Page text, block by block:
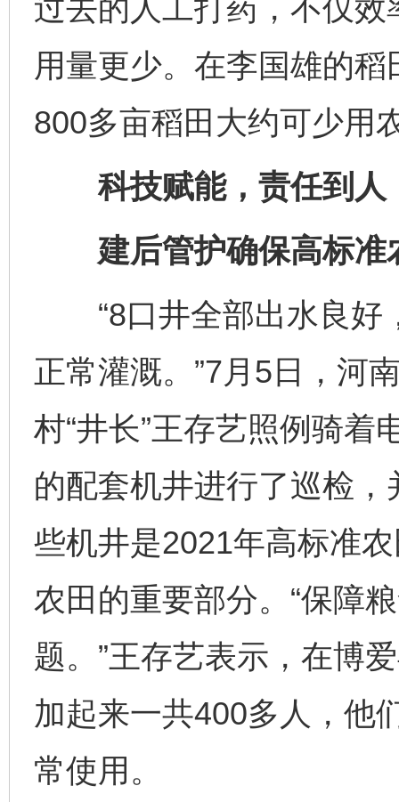
过去的人工打药，不仅
用量更少。在李国雄的
800多亩稻田大约可少用
科技赋能，责任到人
建后管护确保高标准
“8口井全部出水良好
正常灌溉。”7月5日，河
村“井长”王存艺照例骑着
的配套机井进行了巡检
些机井是2021年高标准
农田的重要部分。“保障
题。”王存艺表示，在博
加起来一共400多人，他
常使用。